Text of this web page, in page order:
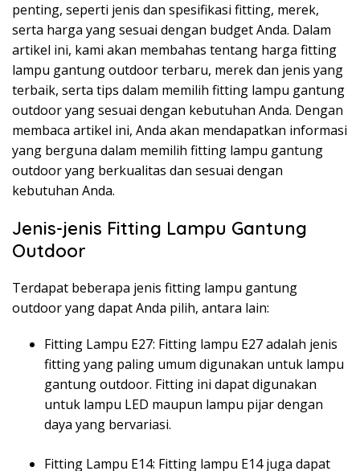
penting, seperti jenis dan spesifikasi fitting, merek,
serta harga yang sesuai dengan budget Anda. Dalam
artikel ini, kami akan membahas tentang harga fitting
lampu gantung outdoor terbaru, merek dan jenis yang
terbaik, serta tips dalam memilih fitting lampu gantung
outdoor yang sesuai dengan kebutuhan Anda. Dengan
membaca artikel ini, Anda akan mendapatkan informasi
yang berguna dalam memilih fitting lampu gantung
outdoor yang berkualitas dan sesuai dengan
kebutuhan Anda.
Jenis-jenis Fitting Lampu Gantung
Outdoor
Terdapat beberapa jenis fitting lampu gantung
outdoor yang dapat Anda pilih, antara lain:
Fitting Lampu E27: Fitting lampu E27 adalah jenis
fitting yang paling umum digunakan untuk lampu
gantung outdoor. Fitting ini dapat digunakan
untuk lampu LED maupun lampu pijar dengan
daya yang bervariasi.
Fitting Lampu E14: Fitting lampu E14 juga dapat